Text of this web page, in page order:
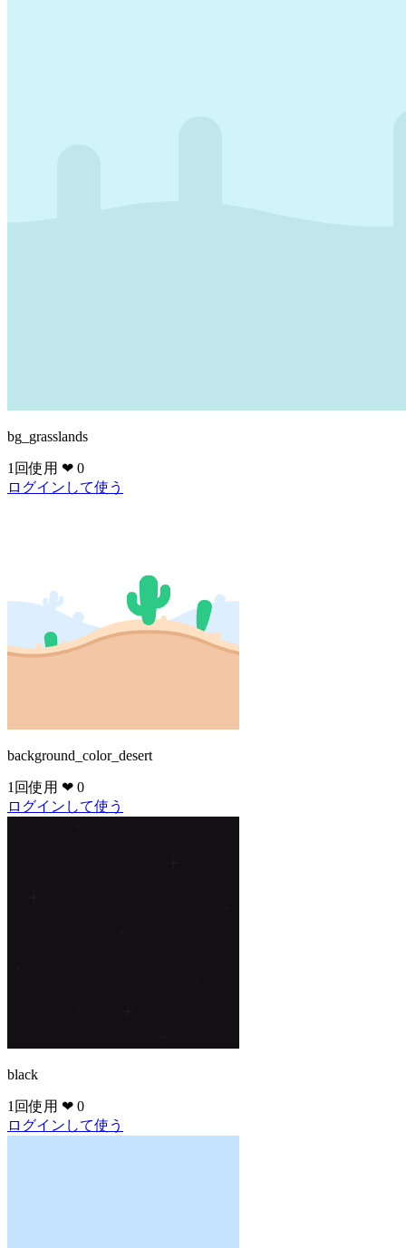
bg_grasslands
1回使用 ❤ 0
ログインして使う
background_color_desert
1回使用 ❤ 0
ログインして使う
black
1回使用 ❤ 0
ログインして使う